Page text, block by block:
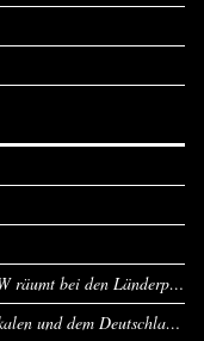
Was für ein Pfingstwochenende! Der BSV NRW räumt bei den Länderpokalen ab
NRW-Auswahlteams siegen bei den Länderpokalen und dem Deutschlandcup an Pfingsten